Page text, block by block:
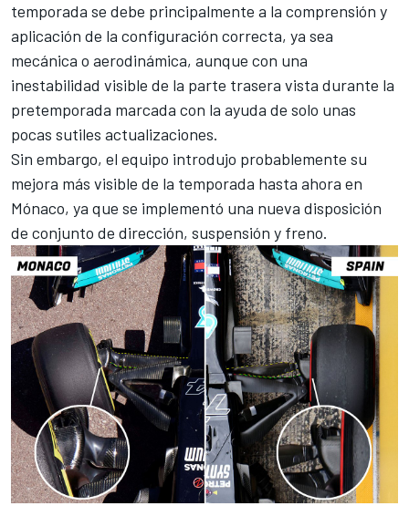
temporada se debe principalmente a la comprensión y
aplicación de la configuración correcta, ya sea
mecánica o aerodinámica, aunque con una
inestabilidad visible de la parte trasera vista durante la
pretemporada marcada con la ayuda de solo unas
pocas sutiles actualizaciones.
Sin embargo, el equipo introdujo probablemente su
mejora más visible de la temporada hasta ahora en
Mónaco, ya que se implementó una nueva disposición
de conjunto de dirección, suspensión y freno.